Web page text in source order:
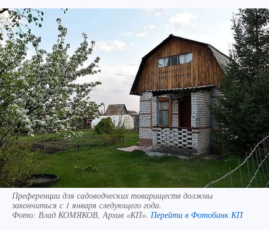
Преференции для садоводческих товариществ должны
закончиться с 1 января следующего года.
Фото: Влад КОМЯКОВ, Архив «КП». Перейти в Фотобанк КП